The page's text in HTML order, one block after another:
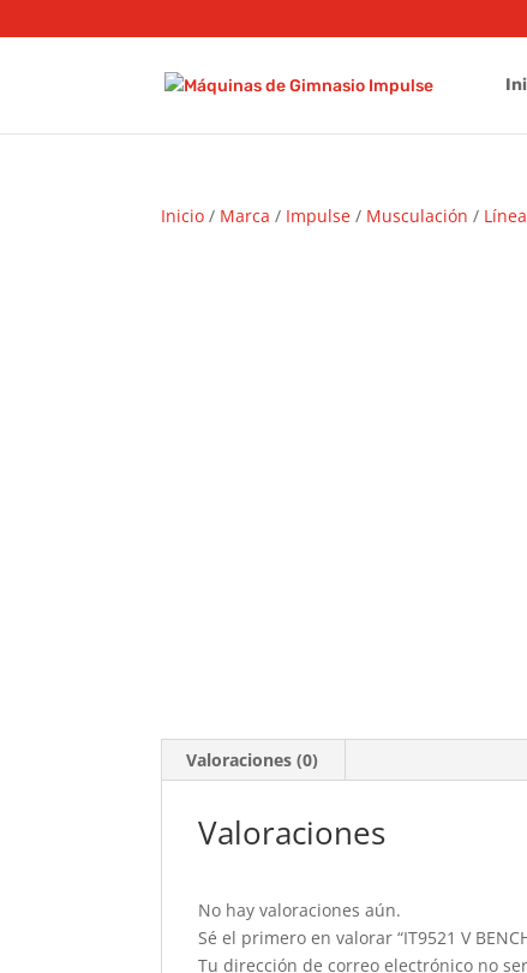
Inicio / Marca / Impulse / Musculación /
Valoraciones (0)
Valoraciones
No hay valoraciones aún.
Sé el primero en valorar “IT9521 V
Tu dirección de correo electrónico no